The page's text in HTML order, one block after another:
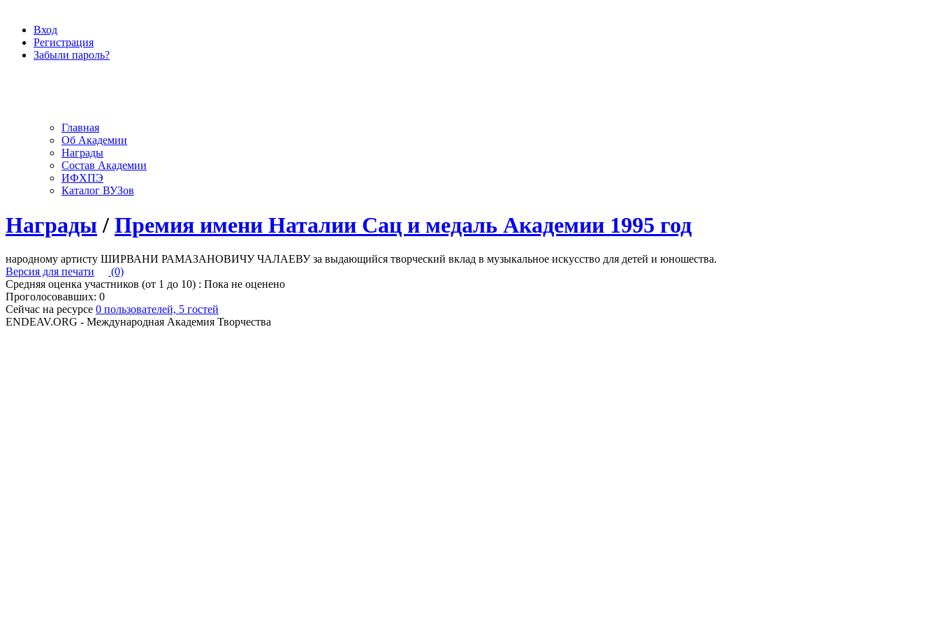
Вход
Регистрация
Забыли пароль?
Главная
Об Академии
Награды
Состав Академии
ИФХПЭ
Каталог ВУЗов
Награды / Премия имени Наталии Сац и медаль Академии 1995 год
народному артисту ШИРВАНИ РАМАЗАНОВИЧУ ЧАЛАЕВУ за выдающийся творческий вклад в музыкальное искусство для детей и юношества.
Версия для печати
(0)
Средняя оценка участников (от 1 до 10) : Пока не оценено
Проголосовавших: 0
Сейчас на ресурсе 0 пользователей, 5 гостей
ENDEAV.ORG - Международная Академия Творчества